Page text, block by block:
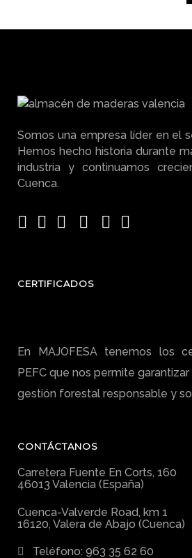
Somos una empresa líder en el
Hemos hecho historia durante
industria y continuamos
Cuenca.
CERTIFICADOS
En MAJOFESA tenemos los
PEFC que nos permite
gestión forestal responsable y
CONTÁCTANOS
Carretera Fuente En Corts, 160
46013 Valencia (España)
Cuenca-Valverde Road, km 1
16120, Valera de Abajo (Cuenca)
Teléfono: 963 35 62 60